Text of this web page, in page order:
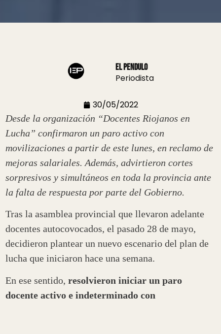
El Pendulo
Periodista
30/05/2022
Desde la organización “Docentes Riojanos en
Lucha” confirmaron un paro activo con
movilizaciones a partir de este lunes, en reclamo de
mejoras salariales. Además, advirtieron cortes
sorpresivos y simultáneos en toda la provincia ante
la falta de respuesta por parte del Gobierno.
Tras la asamblea provincial que llevaron adelante
docentes autocovocados, el pasado 28 de mayo,
decidieron plantear un nuevo escenario del plan de
lucha que iniciaron hace una semana.
En ese sentido,resolvieron iniciar un paro
docente activo e indeterminado con